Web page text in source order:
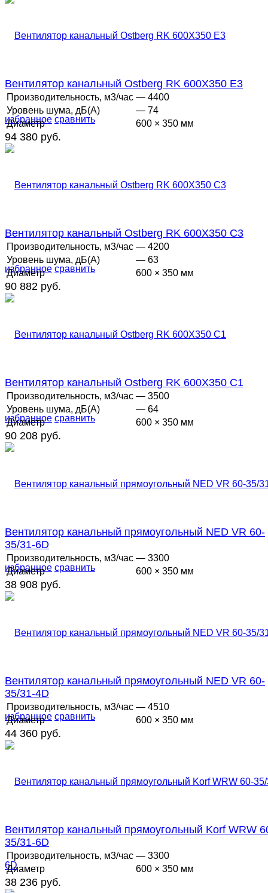
избранное сравнить
Вентилятор канальный Ostberg RK 600Х350 E3
Производительность, м3/час — 4400
Уровень шума, дБ(А)
— 74
Диаметр
600 × 350 мм
94 380 руб.
избранное сравнить
Вентилятор канальный Ostberg RK 600Х350 C3
Производительность, м3/час — 4200
Уровень шума, дБ(А)
— 63
Диаметр
600 × 350 мм
90 882 руб.
избранное сравнить
Вентилятор канальный Ostberg RK 600Х350 C1
Производительность, м3/час — 3500
Уровень шума, дБ(А)
— 64
Диаметр
600 × 350 мм
90 208 руб.
избранное сравнить
Вентилятор канальный прямоугольный NED VR 60-
35/31-6D
Производительность, м3/час — 3300
Диаметр
600 × 350 мм
38 908 руб.
избранное сравнить
Вентилятор канальный прямоугольный NED VR 60-
35/31-4D
Производительность, м3/час — 4510
Диаметр
600 × 350 мм
44 360 руб.
Вентилятор канальный прямоугольный Korf WRW
35/31-6D
Производительность, м3/час — 3300
Диаметр
600 × 350 мм
38 236 руб.